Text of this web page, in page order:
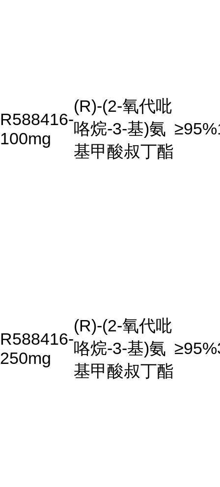
R588416-
100mg
(R)-(2-氧代吡
咯烷-3-基)氨
基甲酸叔丁酯
≥95%
R588416-
250mg
(R)-(2-氧代吡
咯烷-3-基)氨
基甲酸叔丁酯
≥95%